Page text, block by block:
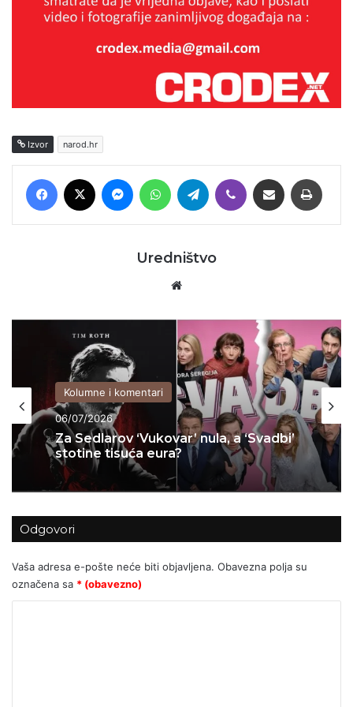
Izvor narod.hr
Facebook MessengerWhatsAppTelegram Viber Podijeli putem E-maila
Uredništvo
Kolumne i komentari
06/07/2026
Za Sedlarov ‘Vukovar’ nula, a ‘Svadbi’
stotine tisuća eura?
Kolumne i komentari
04/07/2026
KADA KULTURA POSTANE PARAVAN
ZA POLITIČKI INŽENJERING: Kako je
Možemo! u Zagrebu upropastio
sjajan projekt za djecu
Odgovori
Vaša adresa e-pošte neće biti objavljena. Obavezna polja su
označena sa * (obavezno)